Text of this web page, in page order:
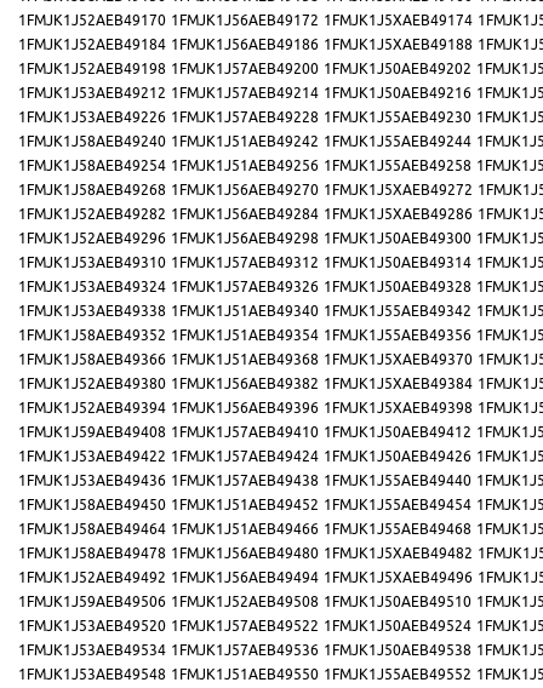
1FMJK1J52AEB49170 1FMJK1J56AEB49172 1FMJK1J5XAEB49174
1FMJK1J52AEB49184 1FMJK1J56AEB49186 1FMJK1J5XAEB49188
1FMJK1J52AEB49198 1FMJK1J57AEB49200 1FMJK1J50AEB49202
1FMJK1J53AEB49212 1FMJK1J57AEB49214 1FMJK1J50AEB49216
1FMJK1J53AEB49226 1FMJK1J57AEB49228 1FMJK1J55AEB49230
1FMJK1J58AEB49240 1FMJK1J51AEB49242 1FMJK1J55AEB49244
1FMJK1J58AEB49254 1FMJK1J51AEB49256 1FMJK1J55AEB49258
1FMJK1J58AEB49268 1FMJK1J56AEB49270 1FMJK1J5XAEB49272
1FMJK1J52AEB49282 1FMJK1J56AEB49284 1FMJK1J5XAEB49286
1FMJK1J52AEB49296 1FMJK1J56AEB49298 1FMJK1J50AEB49300
1FMJK1J53AEB49310 1FMJK1J57AEB49312 1FMJK1J50AEB49314
1FMJK1J53AEB49324 1FMJK1J57AEB49326 1FMJK1J50AEB49328
1FMJK1J53AEB49338 1FMJK1J51AEB49340 1FMJK1J55AEB49342
1FMJK1J58AEB49352 1FMJK1J51AEB49354 1FMJK1J55AEB49356
1FMJK1J58AEB49366 1FMJK1J51AEB49368 1FMJK1J5XAEB49370
1FMJK1J52AEB49380 1FMJK1J56AEB49382 1FMJK1J5XAEB49384
1FMJK1J52AEB49394 1FMJK1J56AEB49396 1FMJK1J5XAEB49398
1FMJK1J59AEB49408 1FMJK1J57AEB49410 1FMJK1J50AEB49412
1FMJK1J53AEB49422 1FMJK1J57AEB49424 1FMJK1J50AEB49426
1FMJK1J53AEB49436 1FMJK1J57AEB49438 1FMJK1J55AEB49440
1FMJK1J58AEB49450 1FMJK1J51AEB49452 1FMJK1J55AEB49454
1FMJK1J58AEB49464 1FMJK1J51AEB49466 1FMJK1J55AEB49468
1FMJK1J58AEB49478 1FMJK1J56AEB49480 1FMJK1J5XAEB49482
1FMJK1J52AEB49492 1FMJK1J56AEB49494 1FMJK1J5XAEB49496
1FMJK1J59AEB49506 1FMJK1J52AEB49508 1FMJK1J50AEB49510
1FMJK1J53AEB49520 1FMJK1J57AEB49522 1FMJK1J50AEB49524
1FMJK1J53AEB49534 1FMJK1J57AEB49536 1FMJK1J50AEB49538
1FMJK1J53AEB49548 1FMJK1J51AEB49550 1FMJK1J55AEB49552